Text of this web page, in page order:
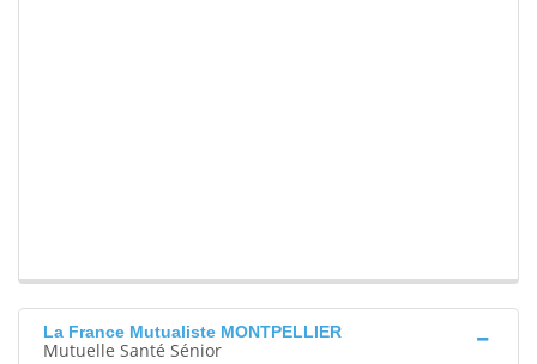
La France Mutualiste MONTPELLIER
Mutuelle Santé Sénior